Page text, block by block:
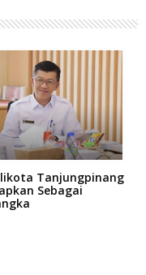
Tanjungpinang
Sebagai